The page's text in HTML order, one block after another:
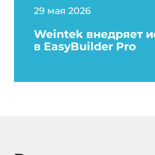
29 мая 2026
Weintek внедряет
в EasyBuilder Pro